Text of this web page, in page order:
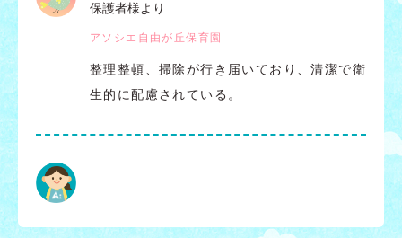
保護者様より
アソシエ自由が丘保育園
整理整頓、掃除が行き届いており、清潔で衛
生的に配慮されている。